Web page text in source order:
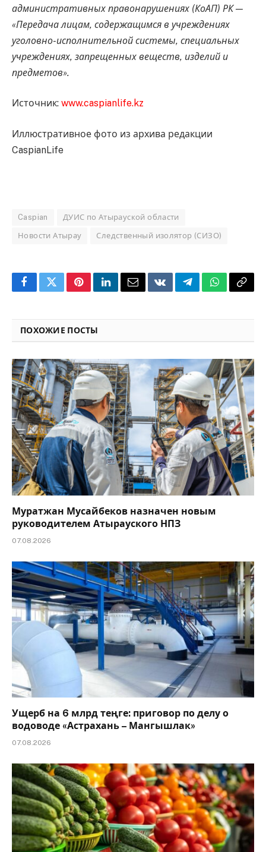
административных правонарушениях (КоАП) РК —
«Передача лицам, содержащимся в учреждениях
уголовно-исполнительной системы, специальных
учреждениях, запрещенных веществ, изделий и
предметов».
Источник: www.caspianlife.kz
Иллюстративное фото из архива редакции
CaspianLife
Caspian ДУИС по Атырауской области
Новости Атырау Следственный изолятор (СИЗО)
FacebookTwitterPinterestLinkedInEmailVKontakteTelegramWhatsApp
Copy
ПОХОЖИЕ ПОСТЫ
Муратжан Мусайбеков назначен новым
руководителем Атырауского НПЗ
07.08.2026
Ущерб на 6 млрд теңге: приговор по делу о
водоводе «Астрахань – Мангышлак»
07.08.2026